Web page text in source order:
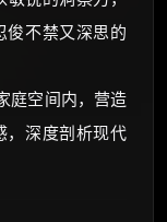
俊不禁又深思的
庭空间内，营造
，深度剖析现代